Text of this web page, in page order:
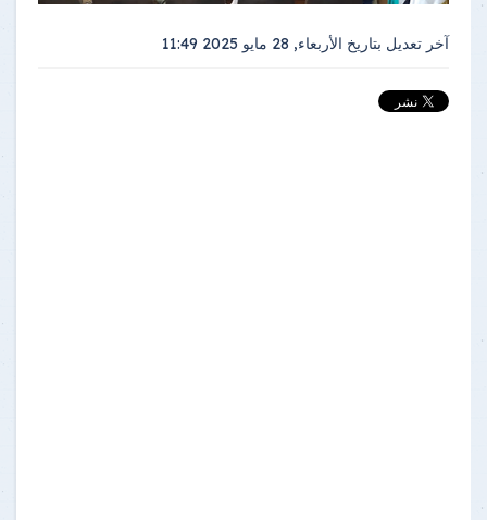
آخر تعديل بتاريخ الأربعاء, 28 مايو 2025 11:49